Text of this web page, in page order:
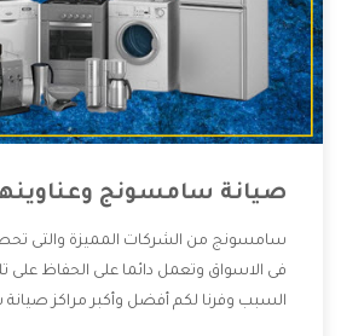
صيانة سامسونج
سامسونج من الشركات المميزة والتى
فى الاسواق وتعمل دائما على الحفاظ على
السبب وفرنا لكم أفضل وأكبر مراكز